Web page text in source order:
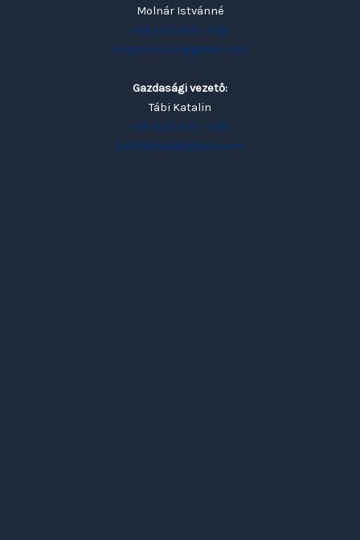
Molnár Istvánné
+36 (37) 370 - 008
solymosisuli@gmail.com
Gazdasági vezető:
Tábi Katalin
+36 (37) 370 - 008
katalintabi@gmail.com